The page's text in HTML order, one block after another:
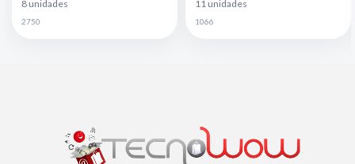
8 unidades
2750
11 unidades
1066